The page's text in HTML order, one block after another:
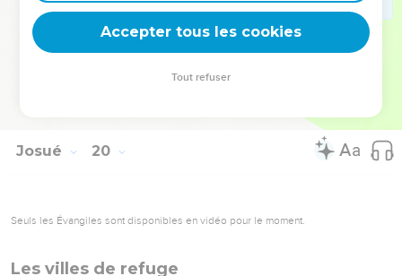
habita.
Tels sont les héritages que le prêtre Eléazar, Josué, fils de
Nun, et les chefs de famille des tribus israélites distribuèrent
de la rencontre. Ils mirent ainsi un terme au partage du pays.
Josué 20
Seuls les Évangiles sont disponibles en vidéo pour le moment.
Les villes de refuge
Accepter tous les cookies
Tout refuser